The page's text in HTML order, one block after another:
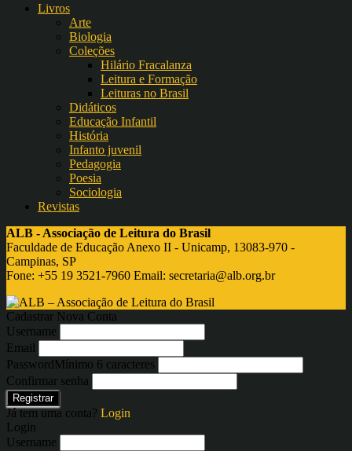
Livros
Arte
Biologia
Coleções
Hilário Fracalanza
Leitura e Formação
Leituras no Brasil
Didáticos
Educação Infantil
História
Infanto juvenil
Pedagogia
Poesia
Sociologia
Revistas
ALB - Associação de Leitura do Brasil
Faculdade de Educação Anexo II - Unicamp, 13083-970 -
Campinas, SP
Fone: +55 19 3521-7960 Email: secretaria@alb.org.br
Cadastrar Nova Conta
Username
Email
PasswordMínimo 6 caracteres
Confirmar senha
Registrar
Já tem uma conta? Login
Login
Username